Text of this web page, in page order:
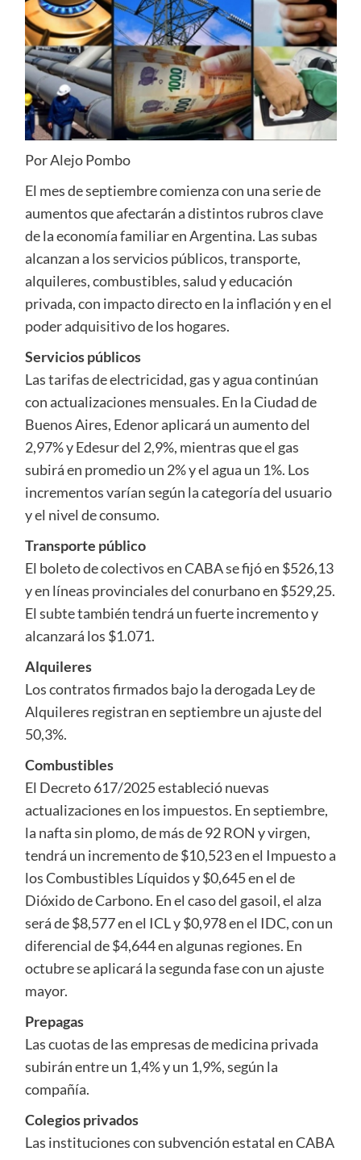
Por Alejo Pombo
El mes de septiembre comienza con una serie de
aumentos que afectarán a distintos rubros clave
de la economía familiar en Argentina. Las subas
alcanzan a los servicios públicos, transporte,
alquileres, combustibles, salud y educación
privada, con impacto directo en la inflación y en el
poder adquisitivo de los hogares.
Servicios públicos
Las tarifas de electricidad, gas y agua continúan
con actualizaciones mensuales. En la Ciudad de
Buenos Aires, Edenor aplicará un aumento del
2,97% y Edesur del 2,9%, mientras que el gas
subirá en promedio un 2% y el agua un 1%. Los
incrementos varían según la categoría del usuario
y el nivel de consumo.
Transporte público
El boleto de colectivos en CABA se fijó en $526,13
y en líneas provinciales del conurbano en $529,25.
El subte también tendrá un fuerte incremento y
alcanzará los $1.071.
Alquileres
Los contratos firmados bajo la derogada Ley de
Alquileres registran en septiembre un ajuste del
50,3%.
Combustibles
El Decreto 617/2025 estableció nuevas
actualizaciones en los impuestos. En septiembre,
la nafta sin plomo, de más de 92 RON y virgen,
tendrá un incremento de $10,523 en el Impuesto a
los Combustibles Líquidos y $0,645 en el de
Dióxido de Carbono. En el caso del gasoil, el alza
será de $8,577 en el ICL y $0,978 en el IDC, con un
diferencial de $4,644 en algunas regiones. En
octubre se aplicará la segunda fase con un ajuste
mayor.
Prepagas
Las cuotas de las empresas de medicina privada
subirán entre un 1,4% y un 1,9%, según la
compañía.
Colegios privados
Las instituciones con subvención estatal en CABA